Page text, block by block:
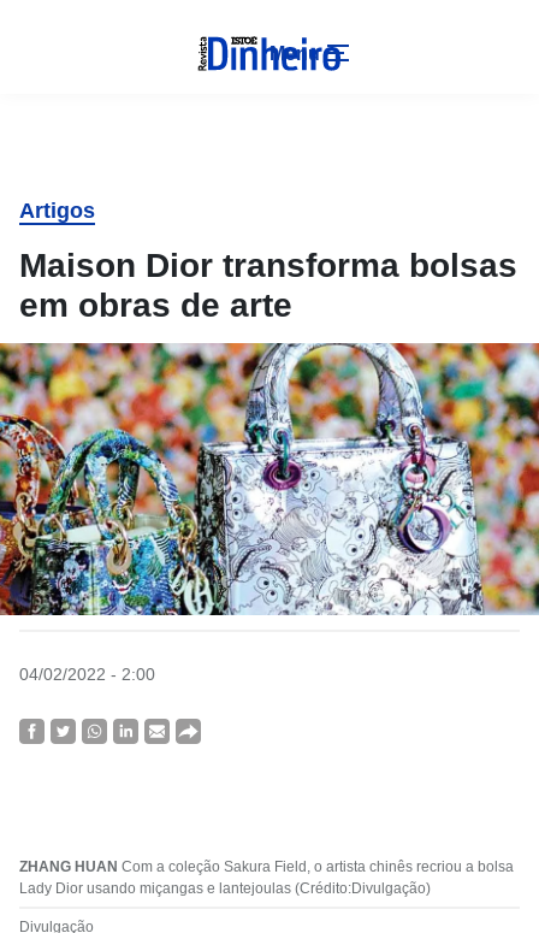
Menu
Artigos
Maison Dior transforma bolsas
em obras de arte
04/02/2022 - 2:00
ZHANG HUAN Com a coleção Sakura Field, o artista chinês recriou a bolsa
Lady Dior usando miçangas e lantejoulas (Crédito:Divulgação)
Divulgação